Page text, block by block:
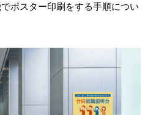
ポスター印刷をする手順につい